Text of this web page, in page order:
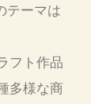
テーマは
フト作品
多様な商